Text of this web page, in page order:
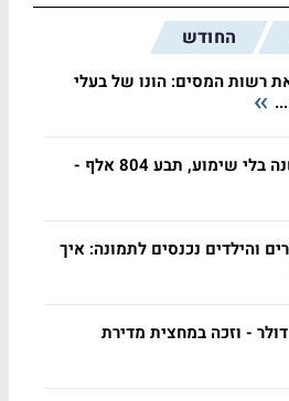
החודש
רשות המסים: הונו של בעלי
פוטר אחרי 29 שנה בלי שימוע, תבע 804 אלף -
והילדים נכנסים לתמונה: איך
שכר חדר ב-200 דולר - וזכה במחצית מדירת